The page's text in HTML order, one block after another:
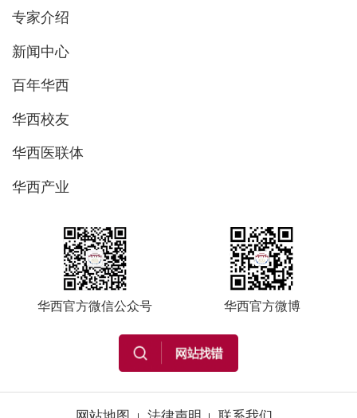
专家介绍
新闻中心
百年华西
华西校友
华西医联体
华西产业
华西官方微信公众号 华西官方微博